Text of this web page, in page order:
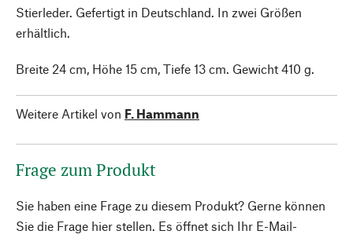
Stierleder. Gefertigt in Deutschland. In zwei Größen
erhältlich.
Breite 24 cm, Höhe 15 cm, Tiefe 13 cm. Gewicht 410 g.
Weitere Artikel von F. Hammann
Frage zum Produkt
Sie haben eine Frage zu diesem Produkt? Gerne können
Sie die Frage hier stellen. Es öffnet sich Ihr E-Mail-